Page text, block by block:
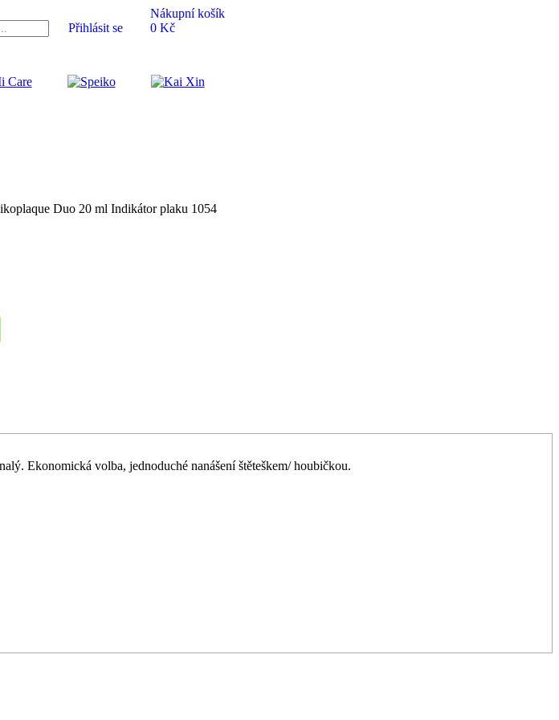
Přihlásit se
Nákupní košík
0 Kč
Duo 20 ml Indikátor plaku 1054
Ekonomická volba, jednoduché nanášení štěteškem/ houbičkou.